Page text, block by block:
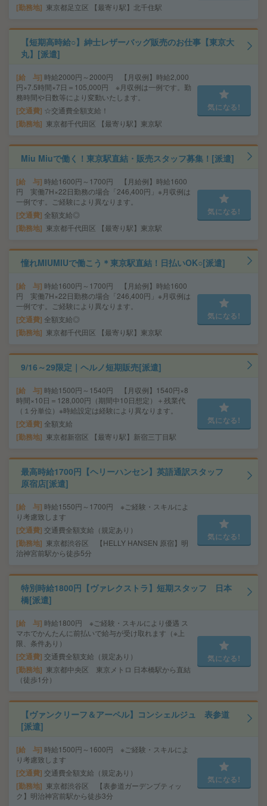
勤務地 東京都足立区 【最寄り駅】北千住駅
【短期高時給○】紳士レザーバッグ販売のお仕事【東京大
丸】[派遣]
給 与 時給2000円～2000円 【月収例】時給2,000
円×7.5時間×7日＝105,000円 ※月収例は一例です。勤
務時間や日数等により変動いたします。
交通費 ☆交通費全額支給！
勤務地 東京都千代田区 【最寄り駅】東京駅
気になる!
Miu Miuで働く！東京駅直結・販売スタッフ募集！[派遣]
給 与 時給1600円～1700円 【月給例】時給1600
円 実働7H×22日勤務の場合「246,400円」※月収例は
一例です。ご経験により異なります。
交通費 全額支給◎
勤務地 東京都千代田区 【最寄り駅】東京駅
気になる!
憧れMIUMIUで働こう＊東京駅直結！日払いOK○[派遣]
給 与 時給1600円～1700円 【月給例】時給1600
円 実働7H×22日勤務の場合「246,400円」※月収例は
一例です。ご経験により異なります。
交通費 全額支給◎
勤務地 東京都千代田区 【最寄り駅】東京駅
気になる!
9/16～29限定｜ヘルノ短期販売[派遣]
給 与 時給1500円～1540円 【月収例】1540円×8
時間×10日＝128,000円（期間中10日想定）＋残業代
（１分単位）※時給設定は経験により異なります。
交通費 全額支給
勤務地 東京都新宿区 【最寄り駅】新宿三丁目駅
気になる!
最高時給1700円【ヘリーハンセン】英語通訳スタッフ
原宿店[派遣]
給 与 時給1550円～1700円 ※ご経験・スキルによ
り考慮致します
交通費 交通費全額支給（規定あり）
勤務地
東京都渋谷区 【HELLY HANSEN 原宿】明
治神宮前駅から徒歩5分
気になる!
特別時給1800円【ヴァレクストラ】短期スタッフ 日本
橋[派遣]
給 与 時給1800円 ※ご経験・スキルにより優遇 ス
マホでかんたんに前払いで給与が受け取れます（※上
限、条件あり）
交通費 交通費全額支給（規定あり）
勤務地
東京都中央区 東京メトロ 日本橋駅から直結
（徒歩1分）
気になる!
【ヴァンクリーフ＆アーペル】コンシェルジュ 表参道
[派遣]
給 与 時給1500円～1600円 ※ご経験・スキルによ
り考慮致します
交通費 交通費全額支給（規定あり）
勤務地
東京都渋谷区 【表参道ガーデンブティッ
ク】明治神宮前駅から徒歩3分
気になる!